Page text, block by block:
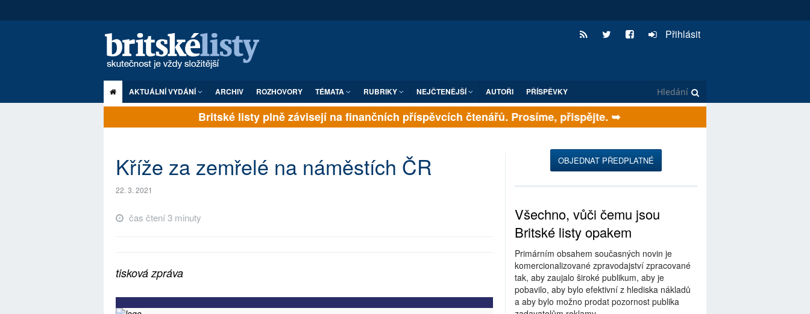
Přihlásit
AKTUÁLNÍ VYDÁNÍ ARCHIV ROZHOVORY TÉMATA RUBRIKY NEJČTENĚJŠÍ AUTOŘI PŘÍSPĚVKY
Britské listy plně závisejí na finančních příspěvcích čtenářů. Prosíme, přispějte. ➥
Kříže za zemřelé na náměstích ČR
22. 3. 2021
čas čtení 3 minuty
tisková zpráva
OBJEDNAT PŘEDPLATNÉ
Všechno, vůči čemu jsou
Britské listy opakem
Primárním obsahem současných novin je
komercionalizované zpravodajství zpracované
tak, aby zaujalo široké publikum, aby je
pobavilo, aby bylo efektivní z hlediska nákladů
a aby bylo možno prodat pozornost publika